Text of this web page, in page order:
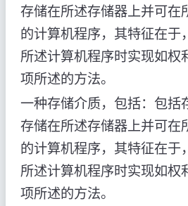
存储在所述存储器上并可在
的计算机程序，其特征在于
所述计算机程序时实现如权
项所述的方法。
一种存储介质，包括：包括
存储在所述存储器上并可在
的计算机程序，其特征在于
所述计算机程序时实现如权
项所述的方法。